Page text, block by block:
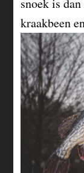
snoek is
kraakbeen